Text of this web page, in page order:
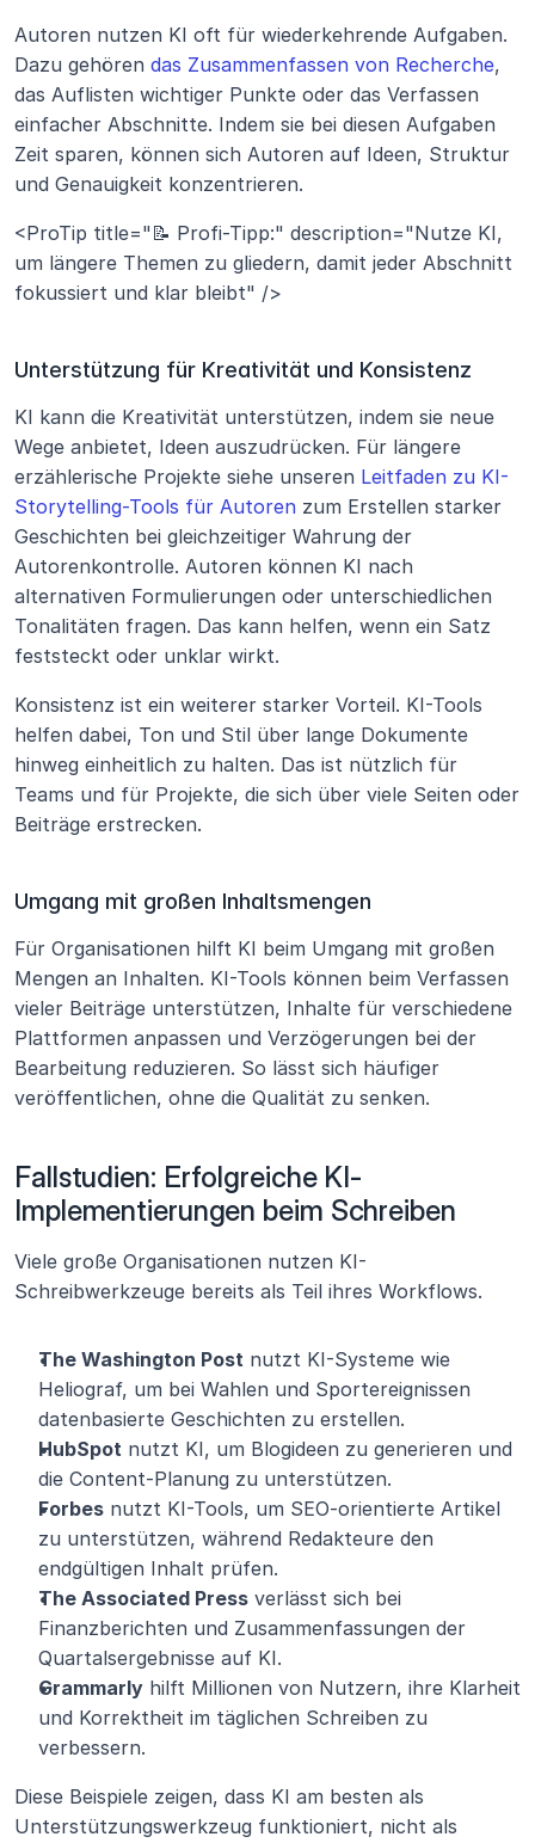
Autoren nutzen KI oft für wiederkehrende Aufgaben.
Dazu gehören das Zusammenfassen von Recherche,
das Auflisten wichtiger Punkte oder das Verfassen
einfacher Abschnitte. Indem sie bei diesen Aufgaben
Zeit sparen, können sich Autoren auf Ideen, Struktur
und Genauigkeit konzentrieren.
<ProTip title="📝 Profi-Tipp:" description="Nutze KI,
um längere Themen zu gliedern, damit jeder Abschnitt
fokussiert und klar bleibt" />
Unterstützung für Kreativität und Konsistenz
KI kann die Kreativität unterstützen, indem sie neue
Wege anbietet, Ideen auszudrücken. Für längere
erzählerische Projekte siehe unseren Leitfaden zu KI-
Storytelling-Tools für Autoren zum Erstellen starker
Geschichten bei gleichzeitiger Wahrung der
Autorenkontrolle. Autoren können KI nach
alternativen Formulierungen oder unterschiedlichen
Tonalitäten fragen. Das kann helfen, wenn ein Satz
feststeckt oder unklar wirkt.
Konsistenz ist ein weiterer starker Vorteil. KI-Tools
helfen dabei, Ton und Stil über lange Dokumente
hinweg einheitlich zu halten. Das ist nützlich für
Teams und für Projekte, die sich über viele Seiten oder
Beiträge erstrecken.
Umgang mit großen Inhaltsmengen
Für Organisationen hilft KI beim Umgang mit großen
Mengen an Inhalten. KI-Tools können beim Verfassen
vieler Beiträge unterstützen, Inhalte für verschiedene
Plattformen anpassen und Verzögerungen bei der
Bearbeitung reduzieren. So lässt sich häufiger
veröffentlichen, ohne die Qualität zu senken.
Fallstudien: Erfolgreiche KI-
Implementierungen beim Schreiben
Viele große Organisationen nutzen KI-
Schreibwerkzeuge bereits als Teil ihres Workflows.
The Washington Post nutzt KI-Systeme wie
Heliograf, um bei Wahlen und Sportereignissen
datenbasierte Geschichten zu erstellen.
HubSpot nutzt KI, um Blogideen zu generieren und
die Content-Planung zu unterstützen.
Forbes nutzt KI-Tools, um SEO-orientierte Artikel
zu unterstützen, während Redakteure den
endgültigen Inhalt prüfen.
The Associated Press verlässt sich bei
Finanzberichten und Zusammenfassungen der
Quartalsergebnisse auf KI.
Grammarly hilft Millionen von Nutzern, ihre Klarheit
und Korrektheit im täglichen Schreiben zu
verbessern.
Diese Beispiele zeigen, dass KI am besten als
Unterstützungswerkzeug funktioniert, nicht als